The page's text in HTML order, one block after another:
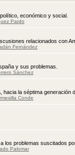
económico y social.
Pardo
relacionados con
Fernández
y sus problemas.
Sánchez
hacia la séptima generación
Conde
los problemas suscitados
Palomar